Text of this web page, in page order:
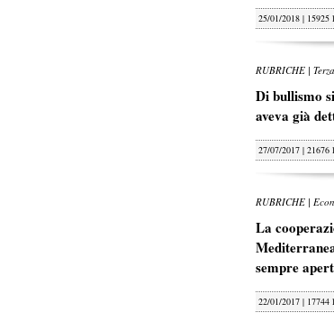
25/01/2018 | 15925
RUBRICHE |
Di bullismo
aveva già
27/07/2017 | 21676
RUBRICHE |
La
sempre
22/01/2017 | 17744